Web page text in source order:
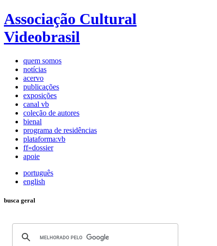
Associação Cultural
Videobrasil
quem somos
notícias
acervo
publicações
exposições
canal vb
coleção de autores
bienal
programa de residências
plataforma:vb
ff»dossier
apoie
português
english
busca geral